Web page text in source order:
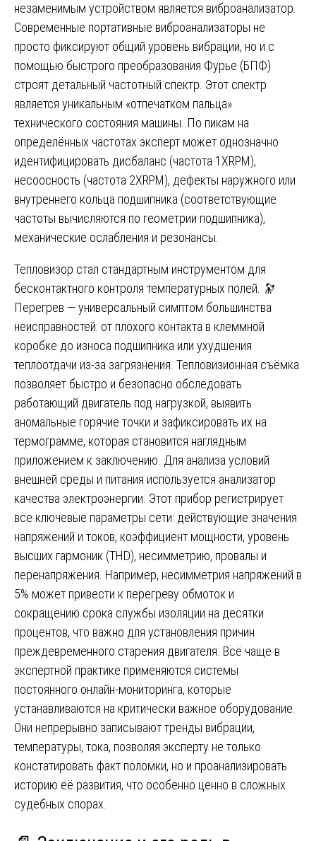
незаменимым устройством является виброанализатор.
Современные портативные виброанализаторы не
просто фиксируют общий уровень вибрации, но и с
помощью быстрого преобразования Фурье (БПФ)
строят детальный частотный спектр. Этот спектр
является уникальным «отпечатком пальца»
технического состояния машины. По пикам на
определённых частотах эксперт может однозначно
идентифицировать дисбаланс (частота 1XRPM),
несоосность (частота 2XRPM), дефекты наружного или
внутреннего кольца подшипника (соответствующие
частоты вычисляются по геометрии подшипника),
механические ослабления и резонансы.
Тепловизор стал стандартным инструментом для
бесконтактного контроля температурных полей. 🔭
Перегрев — универсальный симптом большинства
неисправностей: от плохого контакта в клеммной
коробке до износа подшипника или ухудшения
теплоотдачи из-за загрязнения. Тепловизионная съёмка
позволяет быстро и безопасно обследовать
работающий двигатель под нагрузкой, выявить
аномальные горячие точки и зафиксировать их на
термограмме, которая становится наглядным
приложением к заключению. Для анализа условий
внешней среды и питания используется анализатор
качества электроэнергии. Этот прибор регистрирует
все ключевые параметры сети: действующие значения
напряжений и токов, коэффициент мощности, уровень
высших гармоник (THD), несимметрию, провалы и
перенапряжения. Например, несимметрия напряжений в
5% может привести к перегреву обмоток и
сокращению срока службы изоляции на десятки
процентов, что важно для установления причин
преждевременного старения двигателя. Всё чаще в
экспертной практике применяются системы
постоянного онлайн-мониторинга, которые
устанавливаются на критически важное оборудование.
Они непрерывно записывают тренды вибрации,
температуры, тока, позволяя эксперту не только
констатировать факт поломки, но и проанализировать
историю её развития, что особенно ценно в сложных
судебных спорах.